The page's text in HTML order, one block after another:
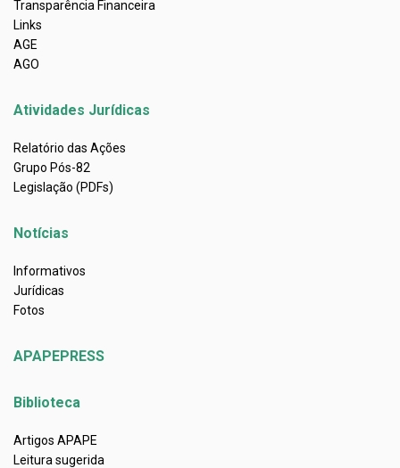
Transparência Financeira
Links
AGE
AGO
Atividades Jurídicas
Relatório das Ações
Grupo Pós-82
Legislação (PDFs)
Notícias
Informativos
Jurídicas
Fotos
APAPEPRESS
Biblioteca
Artigos APAPE
Leitura sugerida